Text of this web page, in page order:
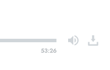
53:26